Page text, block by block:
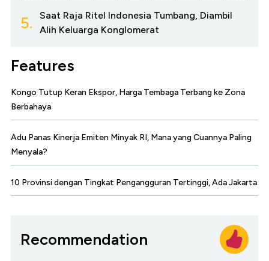
5.
Saat Raja Ritel Indonesia Tumbang, Diambil
Alih Keluarga Konglomerat
Features
Kongo Tutup Keran Ekspor, Harga Tembaga Terbang ke Zona
Berbahaya
Adu Panas Kinerja Emiten Minyak RI, Mana yang Cuannya Paling
Menyala?
10 Provinsi dengan Tingkat Pengangguran Tertinggi, Ada Jakarta
Recommendation